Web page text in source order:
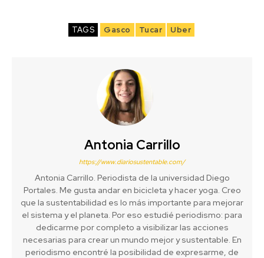
TAGS Gasco Tucar Uber
Antonia Carrillo
https://www.diariosustentable.com/
Antonia Carrillo. Periodista de la universidad Diego
Portales. Me gusta andar en bicicleta y hacer yoga. Creo
que la sustentabilidad es lo más importante para mejorar
el sistema y el planeta. Por eso estudié periodismo: para
dedicarme por completo a visibilizar las acciones
necesarias para crear un mundo mejor y sustentable. En
periodismo encontré la posibilidad de expresarme, de